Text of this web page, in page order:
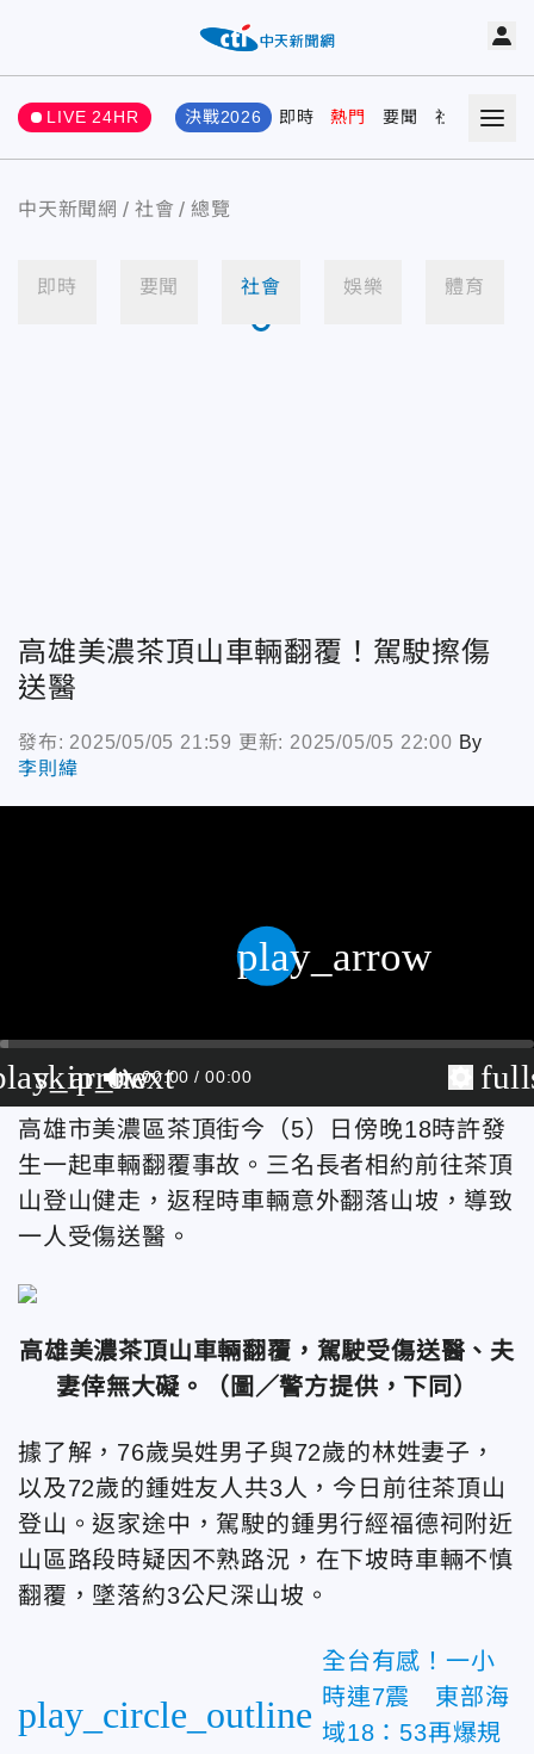
LIVE 24HR 決戰2026 即時 熱門 要聞 社會 娛樂
中天新聞網 社會 總覽
即時 要聞 社會 娛樂 體育
高雄美濃茶頂山車輛翻覆！駕駛擦傷
送醫
發布: 2025/05/05 21:59 更新: 2025/05/05 22:00 By
李則緯
skip_next
00:00 00:00
play_arrow
高雄市美濃區茶頂街今（5）日傍晚18時許發
生一起車輛翻覆事故。三名長者相約前往茶頂
山登山健走，返程時車輛意外翻落山坡，導致
一人受傷送醫。
高雄美濃茶頂山車輛翻覆，駕駛受傷送醫、夫
妻倖無大礙。
（圖／警方提供，下同）
據了解，76歲吳姓男子與72歲的林姓妻子，
以及72歲的鍾姓友人共3人，今日前往茶頂山
登山。返家途中，駕駛的鍾男行經福德祠附近
山區路段時疑因不熟路況，在下坡時車輛不慎
翻覆，墜落約3公尺深山坡。
play_circle_outline
全台有感！一小
時連7震 東部海
域18：53再爆規